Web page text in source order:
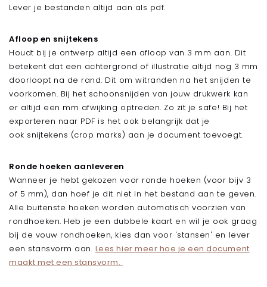
Enveloppen
Sample boxes
Inspiratie
Nieuws
NIEUW
Raamborden (makelaarsbord)
MAAK JE KEUZE
Kaarten
Kaarten met folie
Kaarten met spot uv
Flyers
MAAK JE KEUZE
Lever je bestanden altijd aan als pdf.
Afloop en snijtekens
Houdt bij je ontwerp altijd een afloop van 3 mm aan. Dit
betekent dat een achtergrond of illustratie altijd nog 3 mm
doorloopt na de rand. Dit om witranden na het snijden te
voorkomen. Bij het schoonsnijden van jouw drukwerk kan
er altijd een mm afwijking optreden. Zo zit je safe! Bij het
exporteren naar PDF is het ook belangrijk dat je
ook snijtekens (crop marks) aan je document toevoegt.
Ronde hoeken aanleveren
Wanneer je hebt gekozen voor ronde hoeken (voor bijv 3
of 5 mm), dan hoef je dit niet in het bestand aan te geven.
Alle buitenste hoeken worden automatisch voorzien van
rondhoeken. Heb je een dubbele kaart en wil je ook graag
bij de vouw rondhoeken, kies dan voor 'stansen' en lever
een stansvorm aan. Lees hier meer hoe je een document
maakt met een stansvorm.